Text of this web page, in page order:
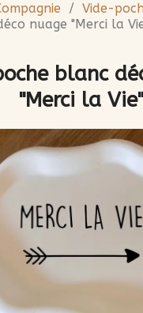
Vide-
nuage "Merci la
blanc
"Merci la Vie"